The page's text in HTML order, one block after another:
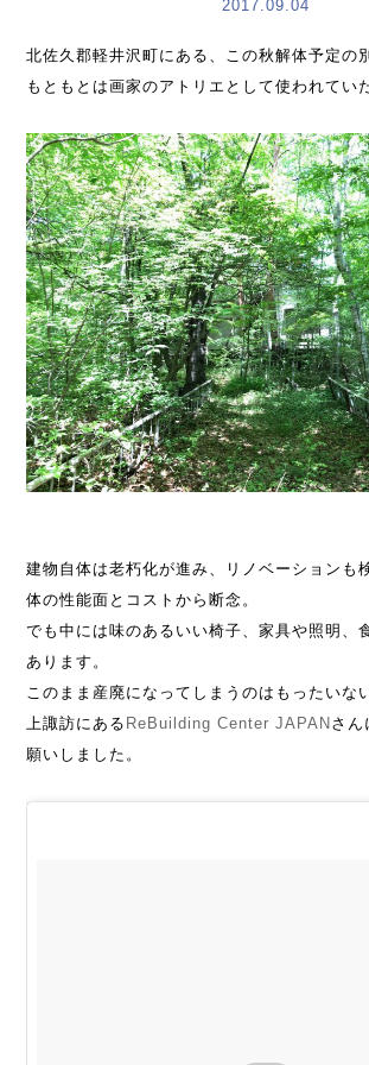
2017.09.04
北佐久郡軽井沢町にある、この秋解体予定の
もともとは画家のアトリエとして使われてい
建物自体は老朽化が進み、リノベーションも
体の性能面とコストから断念。
でも中には味のあるいい椅子、家具や照明、
あります。
このまま産廃になってしまうのはもったいな
上諏訪にある ReBuilding Center JAPAN さん
願いしました。